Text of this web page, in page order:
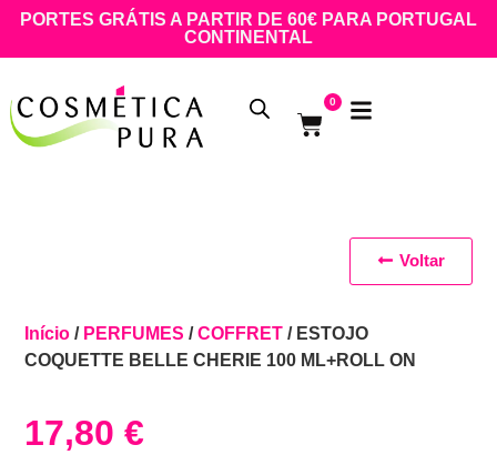
PORTES GRÁTIS A PARTIR DE 60€ PARA PORTUGAL
CONTINENTAL
0
Início / PERFUMES /COFFRET / ESTOJO
COQUETTE BELLE CHERIE 100 ML+ROLL ON
17,80€
Voltar